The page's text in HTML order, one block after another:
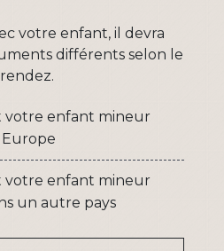
votre enfant, il devra
différents selon le
votre enfant mineur
votre enfant mineur
un autre pays